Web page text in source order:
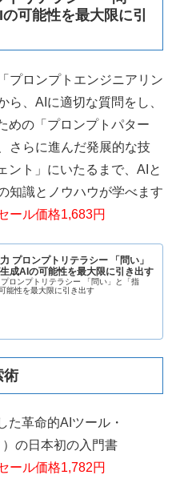
可能性を最大限に引
プロンプトエンジニアリン
ら、AIに適切な質問をし、
めの「プロンプトパター
さらに進んだ発展的な技
ント」にいたるまで、AIと
知識とノウハウが学べます
ール価格1,683円
プロンプトリテラシー 「問い」
成AIの可能性を最大限に引き出す
ロンプトリテラシー 「問い」と「指
能性を最大限に引き出す
術
た革命的AIツール・
の日本初の入門書
ール価格1,782円